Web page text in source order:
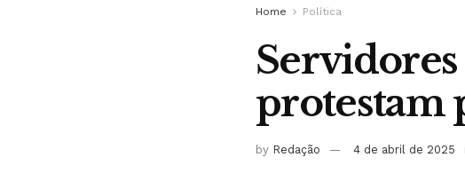
Home Política
protestam
by Redação 4 de abril de 2025